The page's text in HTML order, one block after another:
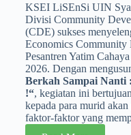
KSEI LiSEnSi UIN
Divisi Community
(CDE) sukses
Economics Community
Pesantren Yatim
2026. Dengan
Berkah Sampai Nanti
!“, kegiatan ini
kepada para murid
faktor-faktor yang